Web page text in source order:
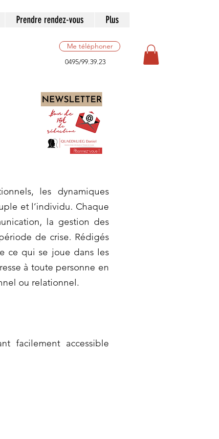
Prendre rendez-vous Plus
Me téléphoner
0495/99.39.23
les dynamiques
et l’individu. Chaque
la gestion des
de crise. Rédigés
ce qui se joue dans les
à toute personne en
ou relationnel.
facilement accessible